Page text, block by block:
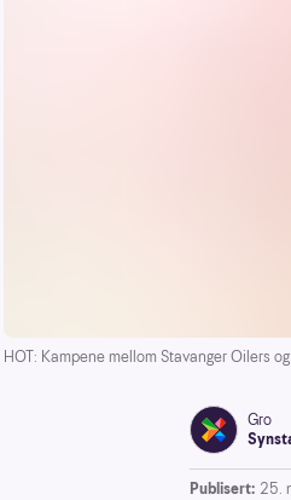
HOT: Kampene mellom Stavanger Oilers
Gro
Publisert: 25.